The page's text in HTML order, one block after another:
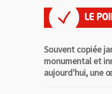
Souvent copiée
monumental et
aujourd'hui, une